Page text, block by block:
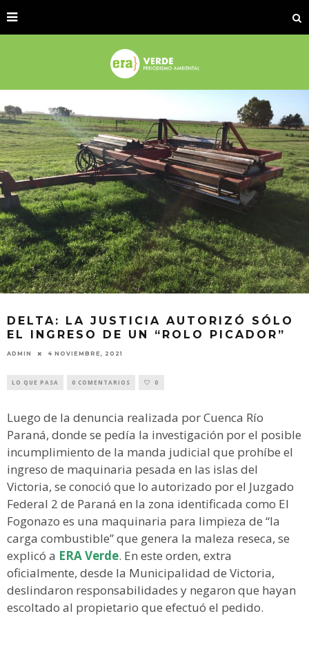
DELTA: LA JUSTICIA AUTORIZÓ SÓLO
EL INGRESO DE UN “ROLO PICADOR”
ADMIN 4 NOVIEMBRE, 2021
LO QUE PASA 0 COMENTARIOS 0
Luego de la denuncia realizada por Cuenca Río
Paraná, donde se pedía la investigación por el posible
incumplimiento de la manda judicial que prohíbe el
ingreso de maquinaria pesada en las islas del
Victoria, se conoció que lo autorizado por el Juzgado
Federal 2 de Paraná en la zona identificada como El
Fogonazo es una maquinaria para limpieza de “la
carga combustible” que genera la maleza reseca, se
explicó a ERA Verde. En este orden, extra
oficialmente, desde la Municipalidad de Victoria,
deslindaron responsabilidades y negaron que hayan
escoltado al propietario que efectuó el pedido.